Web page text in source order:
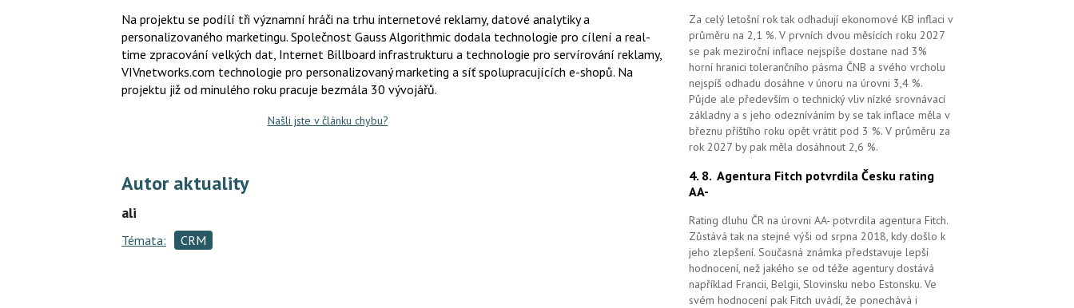
Na projektu se podílí tři významní hráči na trhu internetové reklamy, datové analytiky a
personalizovaného marketingu. Společnost Gauss Algorithmic dodala technologie pro cílení a real-
time zpracování velkých dat, Internet Billboard infrastrukturu a technologie pro servírování reklamy,
VIVnetworks.com technologie pro personalizovaný marketing a síť spolupracujících e-shopů. Na
projektu již od minulého roku pracuje bezmála 30 vývojářů.
Našli jste v článku chybu?
Autor aktuality
ali
Témata: CRM
Za celý letošní rok tak odhadují ekonomové KB inflaci v
průměru na 2,1 %. V prvních dvou měsících roku 2027
se pak meziroční inflace nejspíše dostane nad 3%
horní hranici tolerančního pásma ČNB a svého vrcholu
nejspíš odhadu dosáhne v únoru na úrovni 3,4 %.
Půjde ale především o technický vliv nízké srovnávací
základny a s jeho odezníváním by se tak inflace měla v
březnu příštího roku opět vrátit pod 3 %. V průměru za
rok 2027 by pak měla dosáhnout 2,6 %.
4. 8. Agentura Fitch potvrdila Česku rating
AA-
Rating dluhu ČR na úrovni AA- potvrdila agentura Fitch.
Zůstává tak na stejné výši od srpna 2018, kdy došlo k
jeho zlepšení. Současná známka představuje lepší
hodnocení, než jakého se od téže agentury dostává
například Francii, Belgii, Slovinsku nebo Estonsku. Ve
svém hodnocení pak Fitch uvádí, že ponechává i